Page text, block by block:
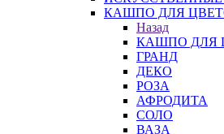
КАШПО ДЛЯ
Назад
КАШПО ДЛЯ
ГРАНД
ДЕКО
РОЗА
АФРОДИТА
СОЛО
ВАЗА